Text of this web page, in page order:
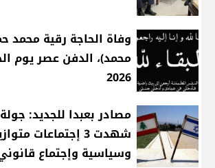
وفاة الحاجة رقية محمد
2026
مصادر بعبدا للجديد:
شهدت 3 إجتماعات
وسياسية وإجتماع